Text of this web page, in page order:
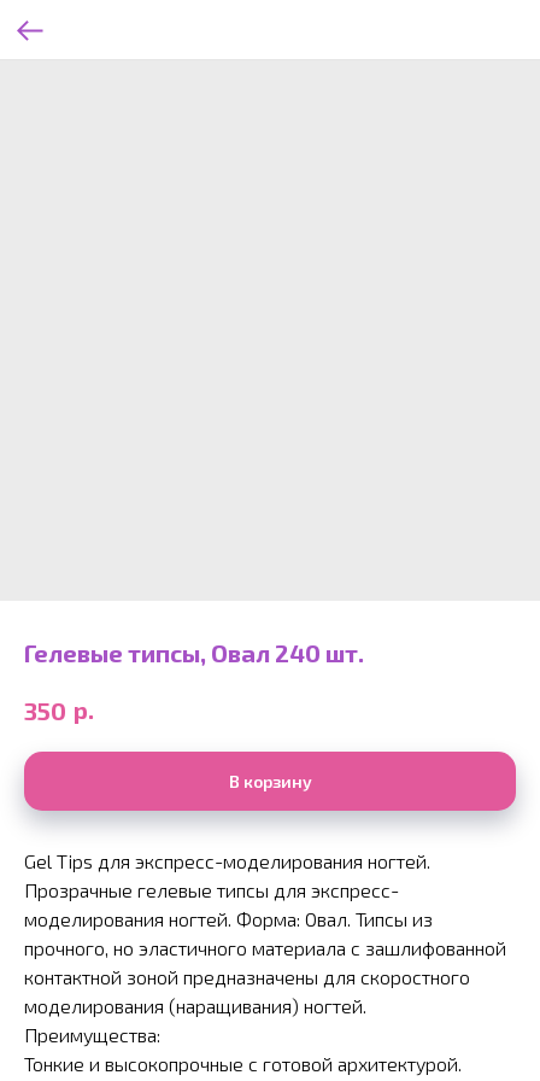
Гелевые типсы, Овал 240 шт.
350 р.
В корзину
Gel Tips для экспресс-моделирования ногтей.
Прозрачные гелевые типсы для экспресс-
моделирования ногтей. Форма: Овал. Типсы из
прочного, но эластичного материала с зашлифованной
контактной зоной предназначены для скоростного
моделирования (наращивания) ногтей.
Преимущества:
Тонкие и высокопрочные с готовой архитектурой.